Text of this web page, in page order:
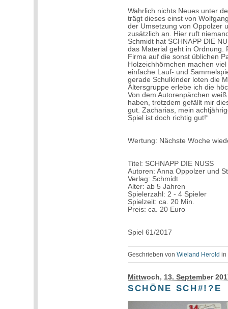
Wahrlich nichts Neues unter
trägt dieses einst von
der Umsetzung von Oppolzer
zusätzlich an. Hier ruft
Schmidt hat SCHNAPP DIE
das Material geht in Ordnung.
Firma auf die sonst üblichen
Holzeichhörnchen machen
einfache Lauf- und
gerade Schulkinder loten die
Altersgruppe erlebe ich die
Von dem Autorenpärchen
haben, trotzdem gefällt mir
gut. Zacharias, mein
Spiel ist doch richtig gut!“
Wertung: Nächste Woche
Titel: SCHNAPP DIE NUSS
Autoren: Anna Oppolzer und
Verlag: Schmidt
Alter: ab 5 Jahren
Spielerzahl: 2 - 4 Spieler
Spielzeit: ca. 20 Min.
Preis: ca. 20 Euro
Spiel 61/2017
Geschrieben vonWieland Herold in
Mittwoch, 13. September
SCHÖNE SCH#!?E